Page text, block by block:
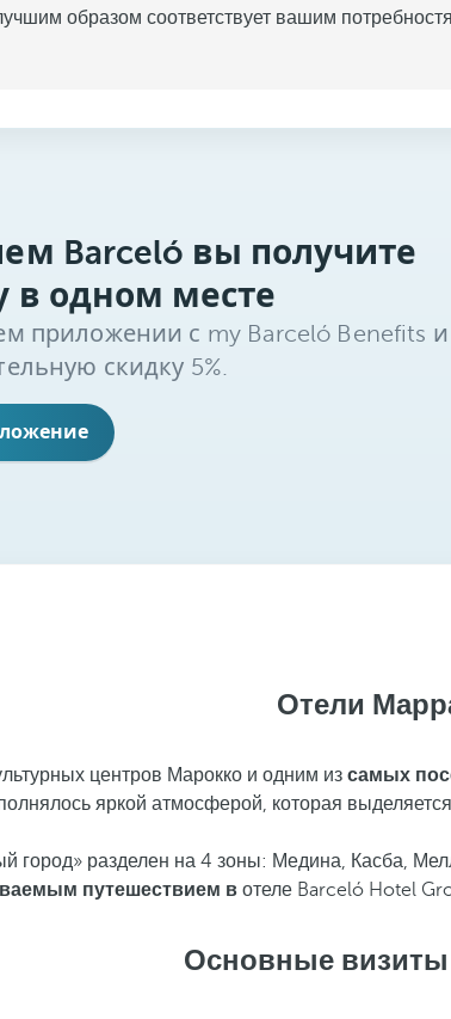
образом соответствует вашим
Barceló вы получите
в одном месте
приложении с my Barceló Benefits и
скидку 5%.
Отели
центров Марокко и одним из самых
яркой атмосферой, которая
город» разделен на 4 зоны: Медина, Касба,
путешествием в отеле Barceló Hotel
Основные